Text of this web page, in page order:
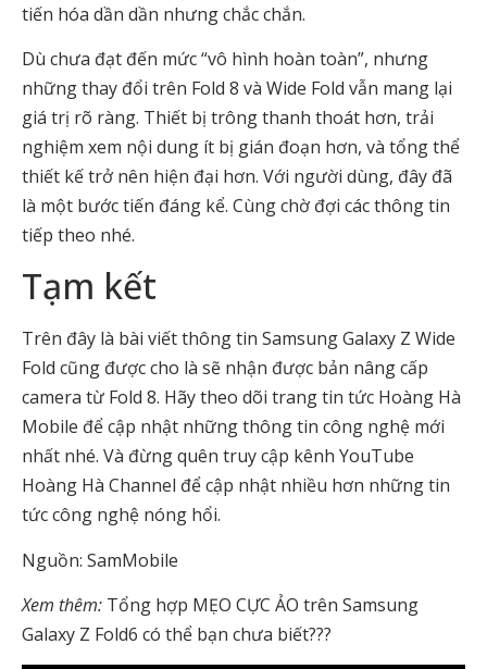
tiến hóa dần dần nhưng chắc chắn.
Dù chưa đạt đến mức “vô hình hoàn toàn”, nhưng
những thay đổi trên Fold 8 và Wide Fold vẫn mang lại
giá trị rõ ràng. Thiết bị trông thanh thoát hơn, trải
nghiệm xem nội dung ít bị gián đoạn hơn, và tổng thể
thiết kế trở nên hiện đại hơn. Với người dùng, đây đã
là một bước tiến đáng kể. Cùng chờ đợi các thông tin
tiếp theo nhé.
Tạm kết
Trên đây là bài viết thông tin Samsung Galaxy Z Wide
Fold cũng được cho là sẽ nhận được bản nâng cấp
camera từ Fold 8. Hãy theo dõi trang tin tức Hoàng Hà
Mobile để cập nhật những thông tin công nghệ mới
nhất nhé. Và đừng quên truy cập kênh YouTube
Hoàng Hà Channel để cập nhật nhiều hơn những tin
tức công nghệ nóng hổi.
Nguồn: SamMobile
Xem thêm: Tổng hợp MẸO CỰC ẢO trên Samsung
Galaxy Z Fold6 có thể bạn chưa biết???